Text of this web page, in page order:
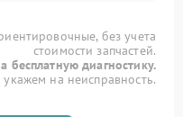
без учета
стоимости запчастей.
бесплатную диагностику.
на неисправность.